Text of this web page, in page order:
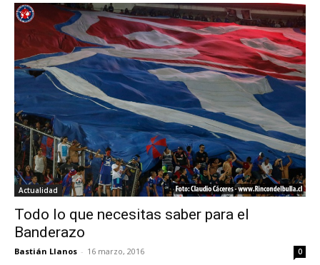
Actualidad
Todo lo que necesitas saber para el
Banderazo
Bastián Llanos - 16 marzo, 2016 0